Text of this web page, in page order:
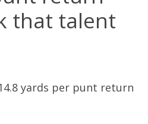
that talent
yards per punt return